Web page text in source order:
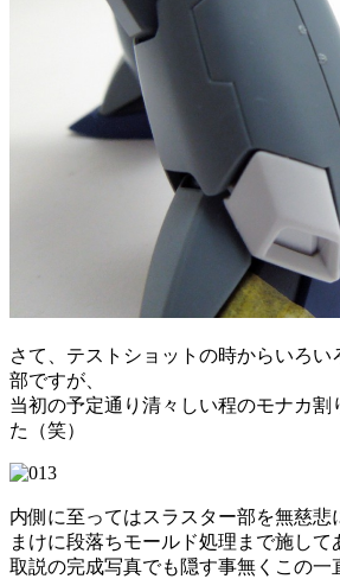
さて、テストショットの時からいろい
部ですが、
当初の予定通り清々しい程のモナカ割
た（笑）
内側に至ってはスラスター部を無慈悲
まけに段落ちモールド処理まで施して
取説の完成写真でも隠す事無くこの一